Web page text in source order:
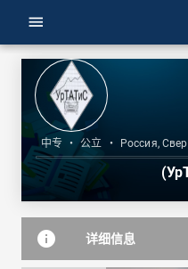
menu
中专 • 公立 • Россия,
info 详细信息